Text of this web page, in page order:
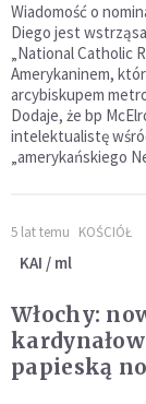
Wiadomość o
Diego jest
„National Catholic
Amerykaninem,
arcybiskupem
Dodaje, że bp
intelektualistę
„amerykańskiego
5 lat temu KOŚCIÓŁ
KAI / ml
Włochy:
papieską